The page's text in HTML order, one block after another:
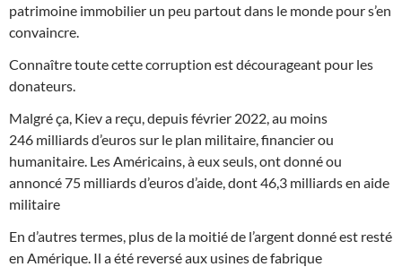
patrimoine immobilier un peu partout dans le monde pour s’en
convaincre.
Connaître toute cette corruption est décourageant pour les
donateurs.
Malgré ça, Kiev a reçu, depuis février 2022, au moins
246 milliards d’euros sur le plan militaire, financier ou
humanitaire. Les Américains, à eux seuls, ont donné ou
annoncé 75 milliards d’euros d’aide, dont 46,3 milliards en aide
militaire
En d’autres termes, plus de la moitié de l’argent donné est resté
en Amérique. Il a été reversé aux usines de fabrique